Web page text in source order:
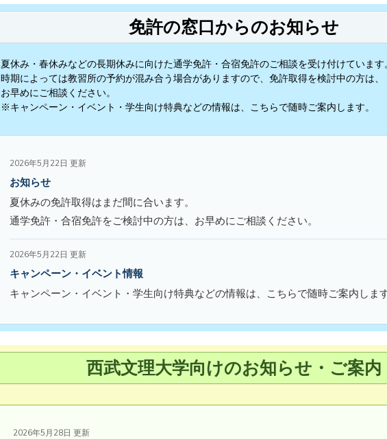
免許の窓口からのお知らせ
夏休み・春休みなどの長期休みに向けた通学免許・合宿免許のご相談を受け付けています
時期によっては教習所の予約が混み合う場合がありますので、免許取得を検討中の方は、
お早めにご相談ください。
※キャンペーン・イベント・学生向け特典などの情報は、こちらで随時ご案内します。
2026年5月22日 更新
お知らせ
夏休みの免許取得はまだ間に合います。
通学免許・合宿免許をご検討中の方は、お早めにご相談ください。
2026年5月22日 更新
キャンペーン・イベント情報
キャンペーン・イベント・学生向け特典などの情報は、こちらで随時ご案内しま
西武文理大学向けのお知らせ・ご案内
2026年5月28日 更新